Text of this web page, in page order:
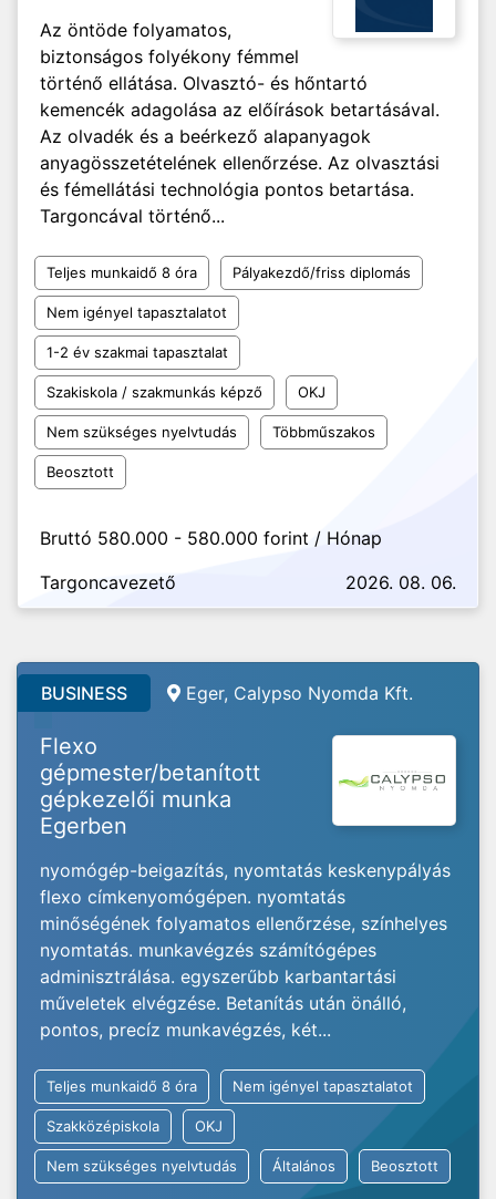
Az öntöde folyamatos,
biztonságos folyékony fémmel
történő ellátása. Olvasztó- és hőntartó
kemencék adagolása az előírások betartásával.
Az olvadék és a beérkező alapanyagok
anyagösszetételének ellenőrzése. Az olvasztási
és fémellátási technológia pontos betartása.
Targoncával történő...
Teljes munkaidő 8 óra Pályakezdő/friss diplomás
Nem igényel tapasztalatot
1-2 év szakmai tapasztalat
Szakiskola / szakmunkás képző OKJ
Nem szükséges nyelvtudás Többműszakos
Beosztott
Bruttó 580.000 - 580.000 forint / Hónap
Targoncavezető
2026. 08. 06.
BUSINESS Eger, Calypso Nyomda Kft.
Flexo
gépmester/betanított
gépkezelői munka
Egerben
nyomógép-beigazítás, nyomtatás keskenypályás
flexo címkenyomógépen. nyomtatás
minőségének folyamatos ellenőrzése, színhelyes
nyomtatás. munkavégzés számítógépes
adminisztrálása. egyszerűbb karbantartási
műveletek elvégzése. Betanítás után önálló,
pontos, precíz munkavégzés, két...
Teljes munkaidő 8 óra Nem igényel tapasztalatot
Szakközépiskola OKJ
Nem szükséges nyelvtudás Általános Beosztott